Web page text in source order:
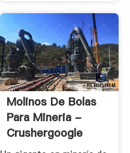
Molinos De Bolas
Para Mineria -
Crushergoogle